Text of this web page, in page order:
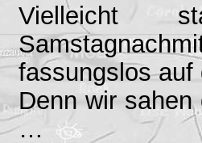
Vielleicht
fassungslos auf
Denn wir
…